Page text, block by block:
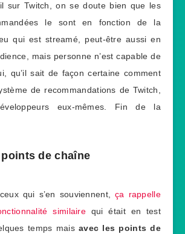
sur Twitch, on se doute bien que les
le sont en fonction de la
qui est streamé, peut-être aussi en
mais personne n’est capable de
qu’il sait de façon certaine comment
de recommandations de Twitch,
eux-mêmes. Fin de la
de chaîne
qui s’en souviennent,ça rappelle
similaire qui était en test
temps mais avec les points de